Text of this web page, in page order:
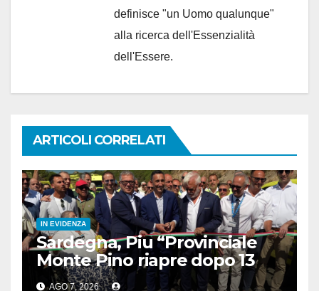
definisce "un Uomo qualunque"
alla ricerca dell'Essenzialità
dell'Essere.
ARTICOLI CORRELATI
IN EVIDENZA
Sardegna, Piu “Provinciale
Monte Pino riapre dopo 13
anni, opera fondamentale”
AGO 7, 2026